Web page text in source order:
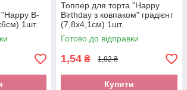
B-
1шт.
Топпер для торта "Happy
Birthday з ковпаком" градієнт
(7,8х4,1см) 1шт.
Готово до відправки
1,54 ₴ 1,92 ₴
Купити